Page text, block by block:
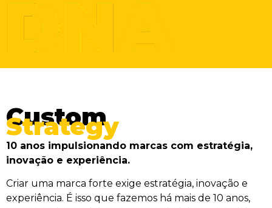
Custom
Strategy
10 anos impulsionando marcas com estratégia,
inovação e experiência.
Criar uma marca forte exige estratégia, inovação e
experiência. É isso que fazemos há mais de 10 anos,